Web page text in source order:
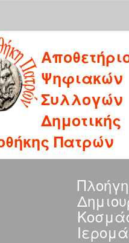
Ψηφιακών
Συλλογών
Δημοτικής
Πατρών